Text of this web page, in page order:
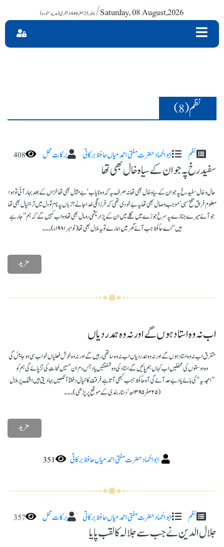
/ Saturday, 08 August,2026
نظم (8)
نظم ابو الحماد حضرت مفتی احمد میاں حافظ برکاتی برکات محل 408
سفید رخ پہ جو ان کے سیاہ خال بھی تھا
حال و خال سفید رخ پہ جو ان کے سیاہ خال بھی تھا نہ صرف یہ کہ وہ نایاب ‘ بے مثال بھی تھا خزاں کے بعد بہار آئی تو ہوا
معلوم فراق تلخ سہی ‘ موجب وصال بھی تھا یہ بے خودی تھی کہ فرزانگی خدا جانے؟ زباں پہ نام تو دل میں ترا خیال بھی تھا
جو آئے میرے جنازے پہ سرخ جوڑے میں گلے میں ان کے پڑا ریشمی رومال بھی تھا وہ اب کہیں گے کہ ہم ’’جارہے
ہیں ‘‘ اے حاؔفظ جب آئے گھر میں ہمارے تو یہ ملال بھی تھا (نومبر ۱۹۸۱ء)۔۔۔
مزید
اب نہ وہ استاد ہوں گےاور نہ وہ ہمدردیاں
متفرق اب نہ وہ استاد ہوں گےاور نہ وہ ہمدردیاں اب نہ وہ ساتھی رہیں گے اور نہ وہ خوش فعلیاں خواب سی ہوجایئں گی
وہ دوستوں کی محفلیں اب کہاں ہم پائیں گے استاد کی وہ شفقتیں یاد جس دم ان حسیں لمحات کی تڑپائے گی ہم کو
’’امجدیہ‘‘ کی ہائے یاد بے حد آئے گی آہ حاؔفظ! جب کبھی آتا ہے فرقت کا خیال دفعتاً آنکھیں بہا دیتی ہیں اشک پر ملال
(۲۵ صفر ۱۳۹۵ھ ‘ دستار بندی کے موقع پر پڑھی )۔۔۔
مزید
ابو الحماد حضرت مفتی احمد میاں حافظ برکاتی
نظم ابو الحماد حضرت مفتی احمد میاں حافظ برکاتی برکات محل 357
جلال الدین نے جب سے جلالہ کا لقب پایا